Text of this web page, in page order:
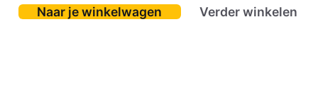
Naar je winkelwagen Verder winkelen